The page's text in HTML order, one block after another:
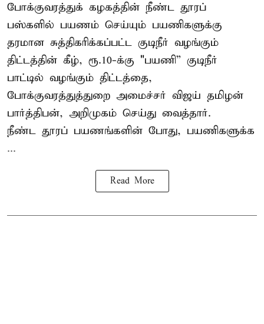
போக்குவரத்துக் கழகத்தின் நீண்ட தூரப்
பஸ்களில் பயணம் செய்யும் பயணிகளுக்கு
தரமான சுத்திகரிக்கப்பட்ட குடிநீர் வழங்கும்
திட்டத்தின் கீழ், ரூ.10-க்கு "பயணி” குடிநீர்
பாட்டில் வழங்கும் திட்டத்தை,
போக்குவரத்துத்துறை அமைச்சர் விஜய் தமிழன்
பார்த்திபன், அறிமுகம் செய்து வைத்தார்.
நீண்ட தூரப் பயணங்களின் போது, பயணிகளுக்க
...
Read More